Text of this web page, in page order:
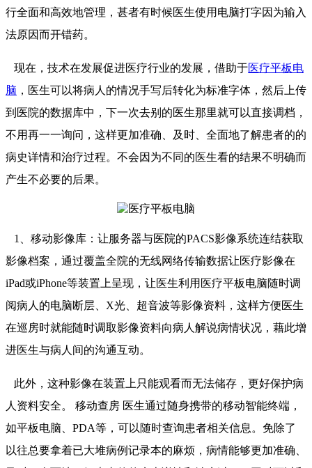
行全面和高效地管理，甚者有时候医生使用电脑打字因为输入
法原因而开错药。
现在，技术在发展促进医疗行业的发展，借助于医疗平板电
脑 ，医生可以将病人的情况手写后转化为标准字体，然后上传
到医院的数据库中，下一次去别的医生那里就可以直接调档，
不用再一一询问，这样更加准确、及时、全面地了解患者的的
病史详情和治疗过程。不会因为不同的医生看的结果不明确而
产生不必要的后果。
1、移动影像库：让服务器与医院的PACS影像系统连结获取
影像档案，通过覆盖全院的无线网络传输数据让医疗影像在
iPad或iPhone等装置上呈现，让医生利用医疗平板电脑随时调
阅病人的电脑断层、X光、超音波等影像资料，这样方便医生
在巡房时就能随时调取影像资料向病人解说病情状况，藉此增
进医生与病人间的沟通互动。
此外，这种影像在装置上只能观看而无法储存，更好保护病
人资料安全。 移动查房 医生通过随身携带的移动智能终端，
如平板电脑、PDA等，可以随时查询患者相关信息。免除了
以往总要拿着已大堆病例记录本的麻烦，病情能够更加准确、